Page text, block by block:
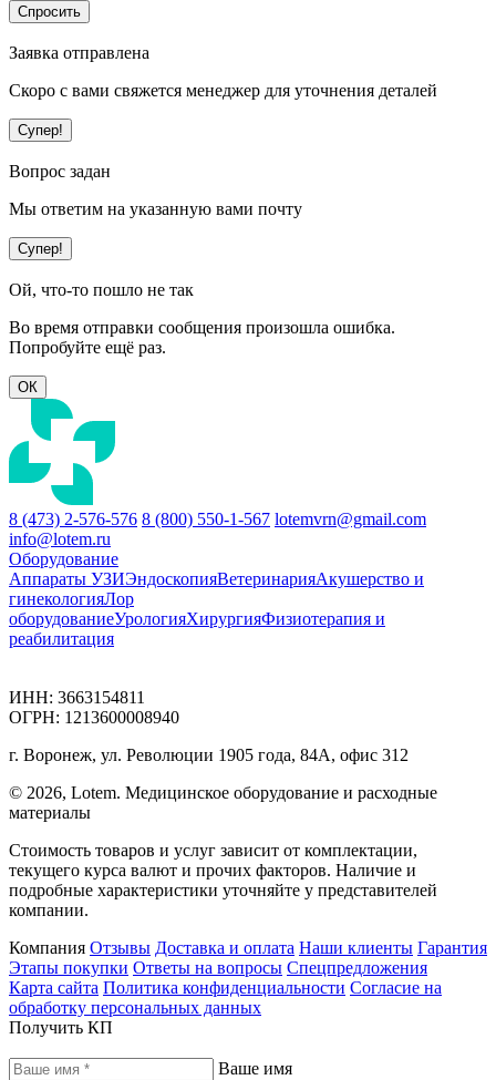
Спросить
Заявка отправлена
Скоро с вами свяжется менеджер для уточнения деталей
Супер!
Вопрос задан
Мы ответим на указанную вами почту
Супер!
Ой, что-то пошло не так
Во время отправки сообщения произошла ошибка.
Попробуйте ещё раз.
ОК
8 (473) 2-576-576 8 (800) 550-1-567 lotemvrn@gmail.com
info@lotem.ru
Оборудование
Аппараты УЗИЭндоскопияВетеринарияАкушерство и
гинекологияЛор
оборудованиеУрологияХирургияФизиотерапия и
реабилитация
ИНН: 3663154811
ОГРН: 1213600008940
г. Воронеж, ул. Революции 1905 года, 84А, офис 312
© 2026, Lotem. Медицинское оборудование и расходные
материалы
Стоимость товаров и услуг зависит от комплектации,
текущего курса валют и прочих факторов. Наличие и
подробные характеристики уточняйте у представителей
компании.
Компания Отзывы Доставка и оплата Наши клиенты Гарантия
Этапы покупки Ответы на вопросы Спецпредложения
Карта сайта Политика конфиденциальности Согласие на
обработку персональных данных
Получить КП
Ваше имя